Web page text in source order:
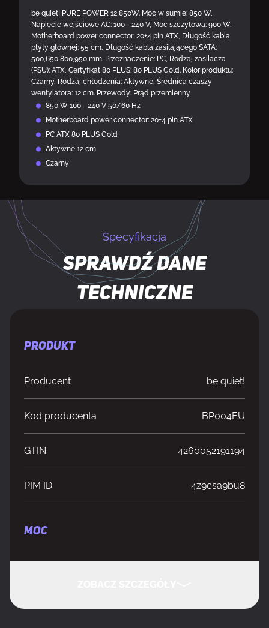
be quiet! PURE POWER 12 850W. Moc w sumie: 850 W,
Napięcie wejściowe AC: 100 - 240 V, Moc szczytowa: 900 W.
Motherboard power connector: 20+4 pin ATX, Długość kabla
płyty głównej: 55 cm, Długość kabla zasilającego SATA:
500,650,800,950 mm. Przeznaczenie: PC, Rodzaj zasilacza
(PSU): ATX, Certyfikat 80 PLUS: 80 PLUS Gold. Kolor produktu:
Czarny, Rodzaj chłodzenia: Aktywne, Średnica czaszy
wentylatora: 12 cm. Przewody: Prąd przemienny
850 W 100 - 240 V 50/60 Hz
Motherboard power connector: 20+4 pin ATX
PC ATX 80 PLUS Gold
Aktywne 12 cm
Czarny
Specyfikacja
Sprawdź dane
techniczne
PRODUKT
Producent be quiet!
Kod producenta BP004EU
GTIN 4260052191194
PIM ID 4z9csa9bu8
MOC